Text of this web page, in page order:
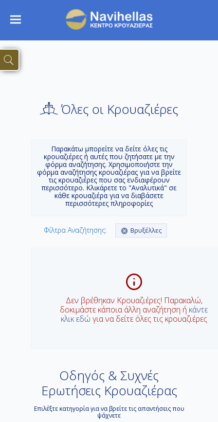
Όλες οι Κρουαζιέρες
Παρακάτω μπορείτε να δείτε όλες τις
κρουαζιέρες ή αυτές που ζητήσατε με την
φόρμα αναζήτησης. Χρησιμοποιήστε την
φόρμα αναζήτησης κρουαζιέρας για να βρείτε
τις κρουαζιέρες που σας ενδιαφέρουν
περισσότερο. Κλικάρετε το "Αναλυτικά" σε
κάθε κρουαζιέρα για να διαβάσετε
περισσότερες πληροφορίες
Φίλτρα Αναζήτησης: Βρυξέλλες
Δεν βρέθηκαν Κρουαζιέρες! Παρακαλώ,
δοκιμάστε κάποια άλλη αναζήτηση ή κάντε
κλικ εδώ για να δείτε όλες τις κρουαζιέρες
Οδηγός & Συχνές
Ερωτήσεις Κρουαζιέρας
Επιλέξτε κατηγορία για να βρείτε τις απαντήσεις που
ψάχνετε